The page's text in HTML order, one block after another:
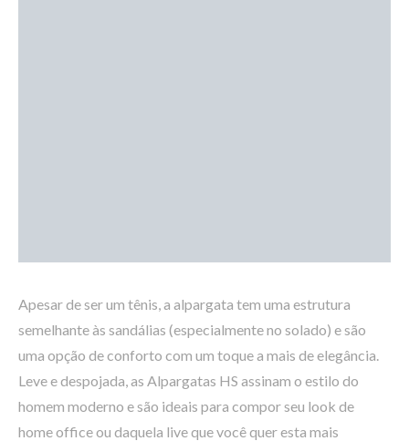
Apesar de ser um tênis, a alpargata tem uma estrutura
semelhante às sandálias (especialmente no solado) e são
uma opção de conforto com um toque a mais de elegância.
Leve e despojada, as Alpargatas HS assinam o estilo do
homem moderno e são ideais para compor seu look de
home office ou daquela live que você quer esta mais